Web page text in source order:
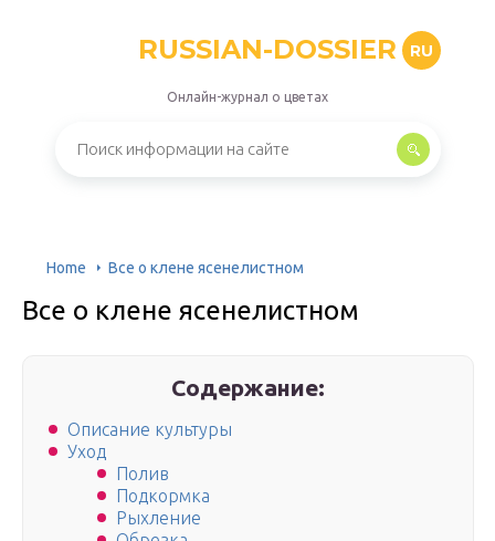
RUSSIAN-DOSSIER RU
Онлайн-журнал о цветах
Home Все о клене ясенелистном
Все о клене ясенелистном
Содержание:
Описание культуры
Уход
Полив
Подкормка
Рыхление